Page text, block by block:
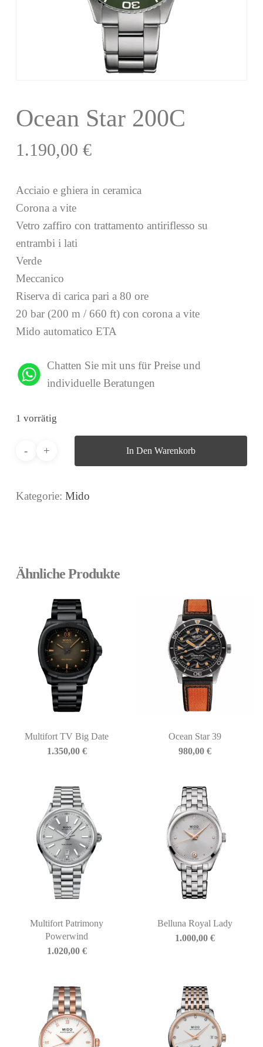
Ocean Star 200C
1.190,00 €
Acciaio e ghiera in ceramica
Corona a vite
Vetro zaffiro con trattamento antiriflesso su
entrambi i lati
Verde
Meccanico
Riserva di carica pari a 80 ore
20 bar (200 m / 660 ft) con corona a vite
Mido automatico ETA
Chatten Sie mit uns für Preise und
individuelle Beratungen
1 vorrätig
In Den Warenkorb
Kategorie: Mido
Ähnliche Produkte
Multifort TV Big Date
1.350,00 €
Ocean Star 39
980,00€
Multifort Patrimony
Powerwind
1.020,00 €
Belluna Royal Lady
1.000,00€